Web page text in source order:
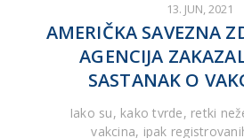
13. JUN, 2021
AMERIČKA SAVEZNA
AGENCIJA
SASTANAK O
Iako su, kako tvrde, retki
vakcina, ipak